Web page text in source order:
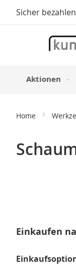
Sicher
Aktionen
Home
Einkaufen